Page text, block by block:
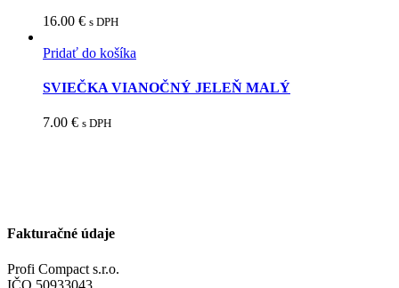
16.00 € s DPH
Pridať do košíka
SVIEČKA VIANOČNÝ JELEŇ MALÝ
7.00 € s DPH
Fakturačné údaje
Profi Compact s.r.o.
IČO 50933043